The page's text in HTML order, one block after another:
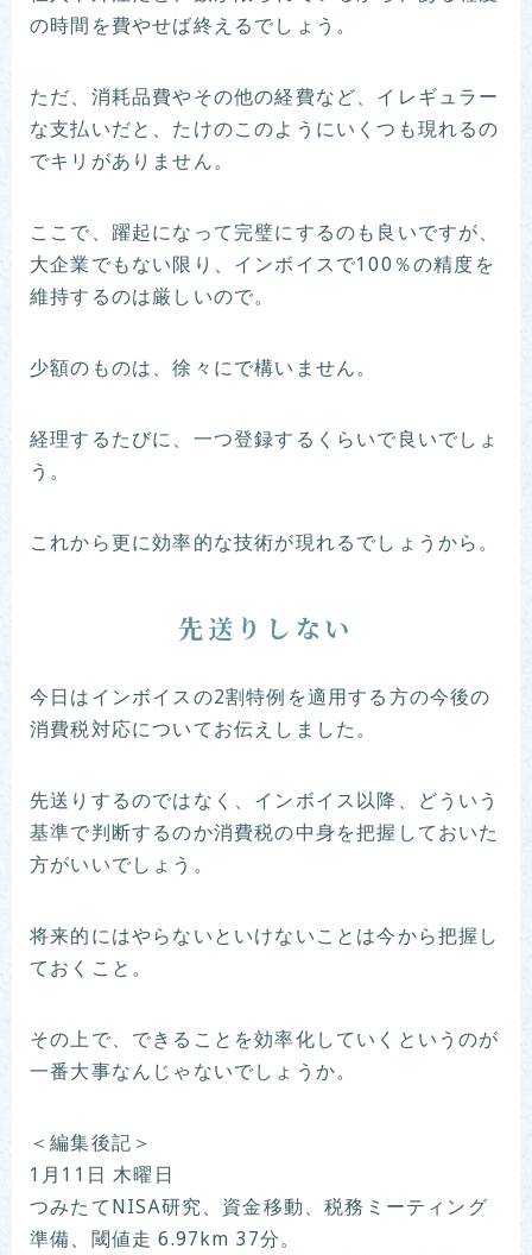
の時間を費やせば終えるでしょう。
ただ、消耗品費やその他の経費など、イレギュラー
な支払いだと、たけのこのようにいくつも現れるの
でキリがありません。
ここで、躍起になって完璧にするのも良いですが、
大企業でもない限り、インボイスで100％の精度を
維持するのは厳しいので。
少額のものは、徐々にで構いません。
経理するたびに、一つ登録するくらいで良いでしょ
う。
これから更に効率的な技術が現れるでしょうから。
先送りしない
今日はインボイスの2割特例を適用する方の今後の
消費税対応についてお伝えしました。
先送りするのではなく、インボイス以降、どういう
基準で判断するのか消費税の中身を把握しておいた
方がいいでしょう。
将来的にはやらないといけないことは今から把握し
ておくこと。
その上で、できることを効率化していくというのが
一番大事なんじゃないでしょうか。
＜編集後記＞
1月11日 木曜日
つみたてNISA研究、資金移動、税務ミーティング
準備、閾値走 6.97km 37分。